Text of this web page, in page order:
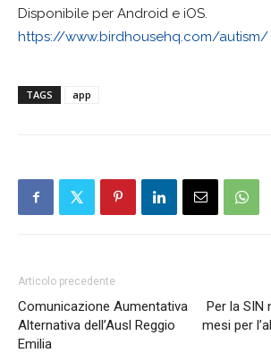
Disponibile per Android e iOS.
https://www.birdhousehq.com/autism/
TAGS app
Articolo precedente
Comunicazione Aumentativa
Alternativa dell’Ausl Reggio
Emilia
Per la SIN
mesi per